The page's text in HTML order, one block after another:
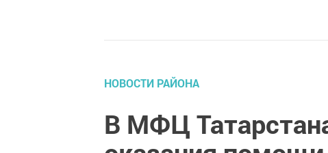
НОВОСТИ РАЙОНА
В МФЦ